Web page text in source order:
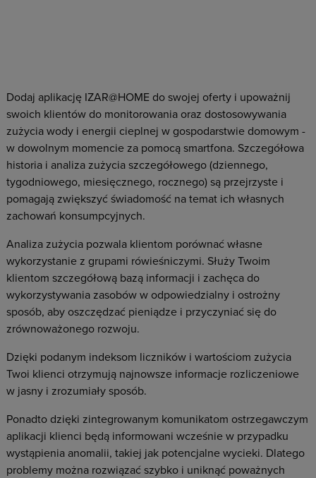
Dodaj aplikację IZAR@HOME do swojej oferty i upoważnij
swoich klientów do monitorowania oraz dostosowywania
zużycia wody i energii cieplnej w gospodarstwie domowym -
w dowolnym momencie za pomocą smartfona. Szczegółowa
historia i analiza zużycia szczegółowego (dziennego,
tygodniowego, miesięcznego, rocznego) są przejrzyste i
pomagają zwiększyć świadomość na temat ich własnych
zachowań konsumpcyjnych.
Analiza zużycia pozwala klientom porównać własne
wykorzystanie z grupami rówieśniczymi. Służy Twoim
klientom szczegółową bazą informacji i zachęca do
wykorzystywania zasobów w odpowiedzialny i ostrożny
sposób, aby oszczędzać pieniądze i przyczyniać się do
zrównoważonego rozwoju.
Dzięki podanym indeksom liczników i wartościom zużycia
Twoi klienci otrzymują najnowsze informacje rozliczeniowe
w jasny i zrozumiały sposób.
Ponadto dzięki zintegrowanym komunikatom ostrzegawczym
aplikacji klienci będą informowani wcześnie w przypadku
wystąpienia anomalii, takiej jak potencjalne wycieki. Dlatego
problemy można rozwiązać szybko i uniknąć poważnych